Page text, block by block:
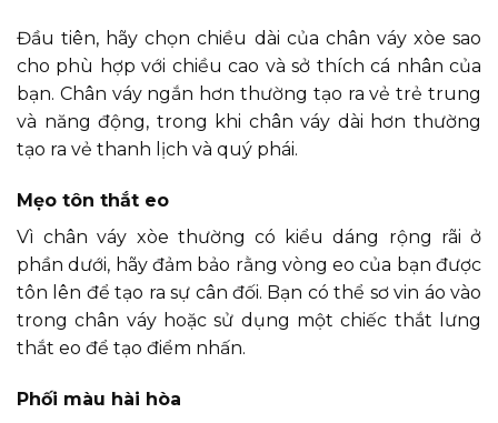
Đầu tiên, hãy chọn chiều dài của chân váy xòe sao
cho phù hợp với chiều cao và sở thích cá nhân của
bạn. Chân váy ngắn hơn thường tạo ra vẻ trẻ trung
và năng động, trong khi chân váy dài hơn thường
tạo ra vẻ thanh lịch và quý phái.
Mẹo tôn thắt eo
Vì chân váy xòe thường có kiểu dáng rộng rãi ở
phần dưới, hãy đảm bảo rằng vòng eo của bạn được
tôn lên để tạo ra sự cân đối. Bạn có thể sơ vin áo vào
trong chân váy hoặc sử dụng một chiếc thắt lưng
thắt eo để tạo điểm nhấn.
Phối màu hài hòa